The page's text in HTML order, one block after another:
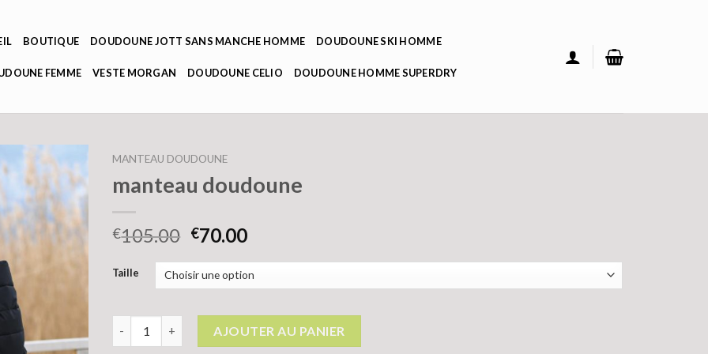
BOUTIQUE DOUDOUNE JOTT SANS MANCHE HOMME DOUDOUNE SKI HOMME
FEMME VESTE MORGAN DOUDOUNE CELIO DOUDOUNE HOMME SUPERDRY
MANTEAU DOUDOUNE
manteau doudoune
€105.00 €70.00
Taille
AJOUTER AU PANIER